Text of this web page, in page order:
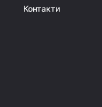
Контакти